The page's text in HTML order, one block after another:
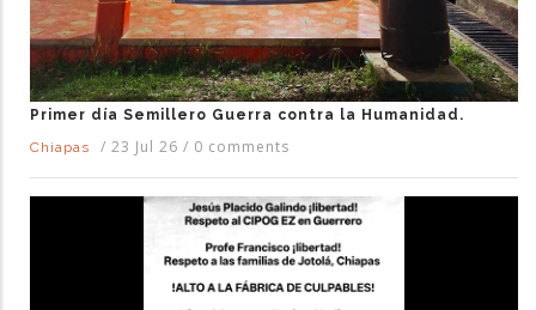
Primer día Semillero Guerra contra la Humanidad.
Chiapas
/ 23 Jul 26 / 0 comments